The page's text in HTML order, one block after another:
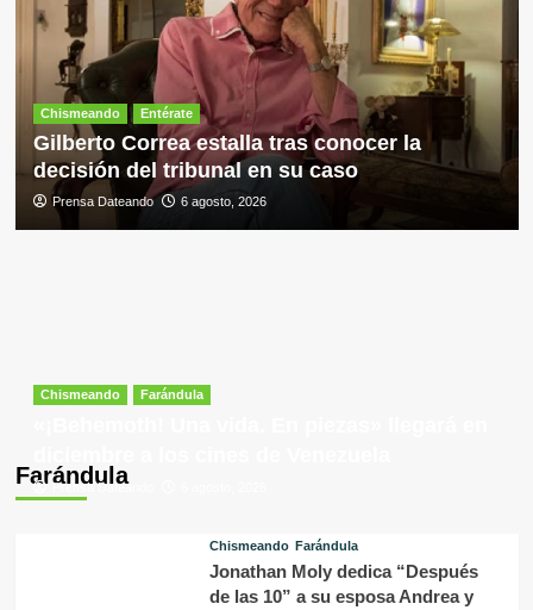
Chismeando Entérate
Gilberto Correa estalla tras conocer la
decisión del tribunal en su caso
Prensa Dateando 6 agosto, 2026
Farándula
Chismeando Farándula
Prensa Dateando
Chismeando Farándula
Jonathan Moly dedica “Después
de las 10” a su esposa Andrea y